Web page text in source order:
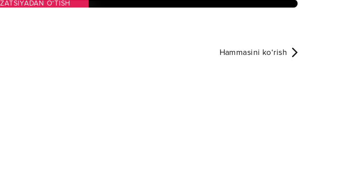
O‘TISH
Hammasini ko‘rish